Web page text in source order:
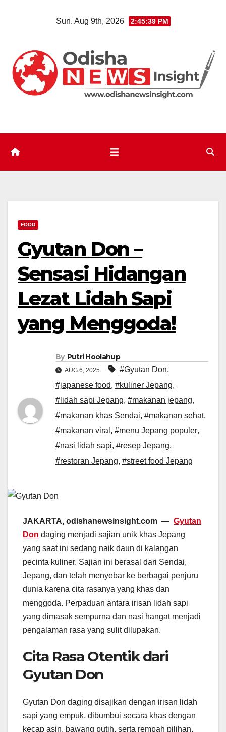
Sun. Aug 9th, 2026 2:45:40 PM
FOOD
Gyutan Don –
Sensasi Hidangan
Lezat Lidah Sapi
yang Menggoda!
By Putri Hoolahup
AUG 6, 2025 #Gyutan Don,
#japanese food, #kuliner Jepang,
#lidah sapi Jepang, #makanan jepang,
#makanan khas Sendai, #makanan sehat,
#makanan viral , #menu Jepang populer,
#nasi lidah sapi, #resep Jepang,
#restoran Jepang, #street food Jepang
JAKARTA, odishanewsinsight.com — Gyutan
Don daging menjadi sajian unik khas Jepang
yang saat ini sedang naik daun di kalangan
pecinta kuliner. Sajian ini berasal dari Sendai,
Jepang, dan telah menyebar ke berbagai penjuru
dunia karena cita rasanya yang khas dan
menggoda. Perpaduan antara irisan lidah sapi
yang dimasak sempurna dan nasi hangat menjadi
pengalaman rasa yang sulit dilupakan.
Cita Rasa Otentik dari
Gyutan Don
Gyutan Don daging disajikan dengan irisan lidah
sapi yang empuk, dibumbui secara khas dengan
kecap asin, bawang putih, serta rempah pilihan.